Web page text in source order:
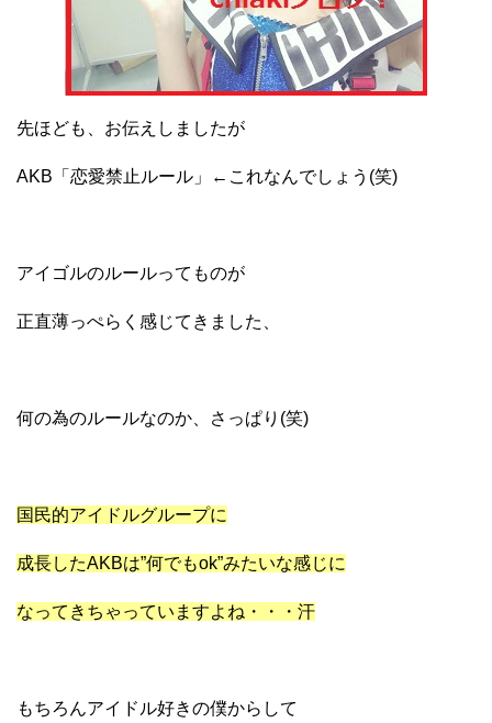
先ほども、お伝えしましたが
AKB「恋愛禁止ルール」←これなんでしょう(笑)
アイゴルのルールってものが
正直薄っぺらく感じてきました、
何の為のルールなのか、さっぱり(笑)
国民的アイドルグループに
成長したAKBは”何でもok”みたいな感じに
なってきちゃっていますよね・・・汗
もちろんアイドル好きの僕からして